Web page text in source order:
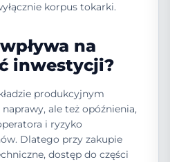
korpus tokarki.
na
inwestycji?
produkcyjnym
ale też opóźnienia,
i ryzyko
Dlatego przy zakupie
dostęp do części